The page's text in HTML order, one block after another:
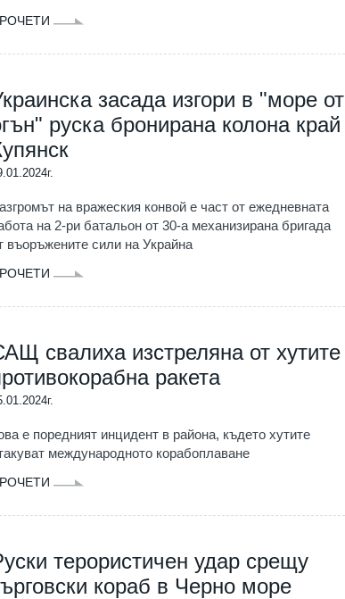
засада изгори в "море от
руска бронирана колона край
на вражеския конвой е част от ежедневната
на 2-ри батальон от 30-а механизирана бригада
въоръжените сили на Украйна
свалиха изстреляна от хутите
ракета
е поредният инцидент в района, където хутите
международното корабоплаване
терористичен удар срещу
кораб в Черно море